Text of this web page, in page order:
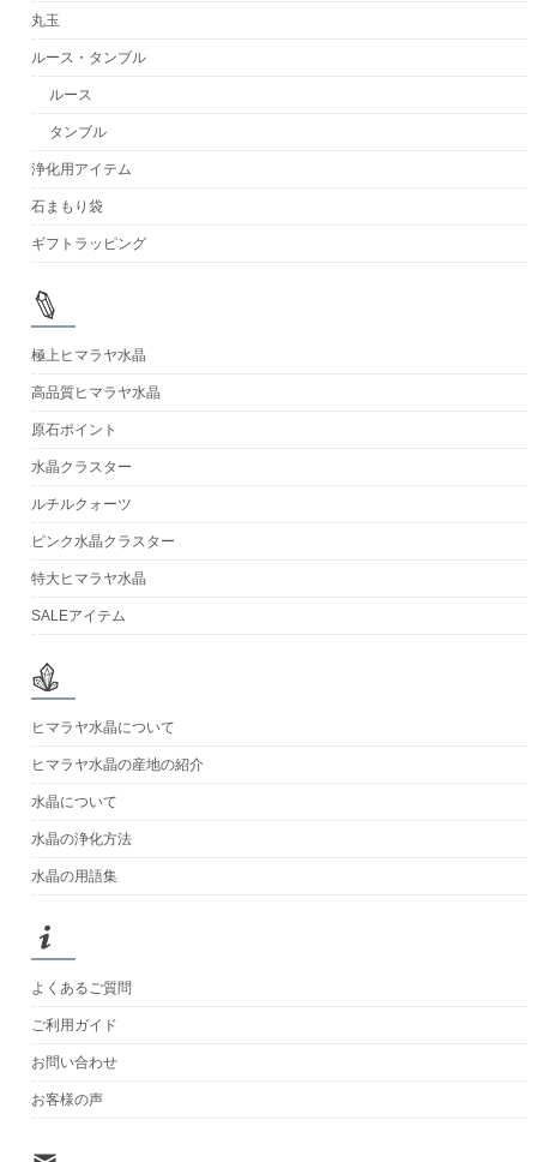
丸玉
ルース・タンブル
ルース
タンブル
浄化用アイテム
石まもり袋
ギフトラッピング
極上ヒマラヤ水晶
高品質ヒマラヤ水晶
原石ポイント
水晶クラスター
ルチルクォーツ
ピンク水晶クラスター
特大ヒマラヤ水晶
SALEアイテム
ヒマラヤ水晶について
ヒマラヤ水晶の産地の紹介
水晶について
水晶の浄化方法
水晶の用語集
よくあるご質問
ご利用ガイド
お問い合わせ
お客様の声